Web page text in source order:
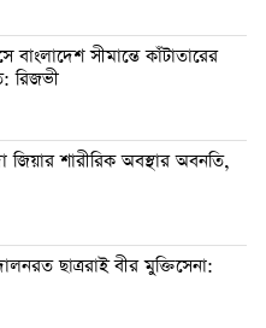
বাংলাদেশ সীমান্তে কাঁটাতারের
রিজভী
জিয়ার শারীরিক অবস্থার অবনতি,
ছাত্ররাই বীর মুক্তিসেনা: